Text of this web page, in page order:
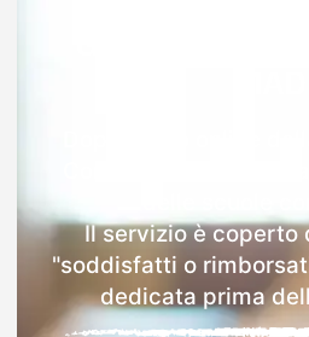
Il servizio è coperto
"soddisfatti o
dedicata prima